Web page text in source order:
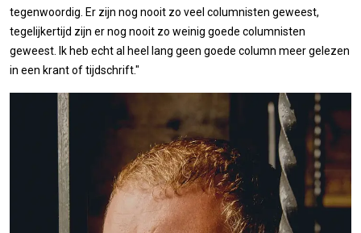
tegenwoordig. Er zijn nog nooit zo veel columnisten geweest,
tegelijkertijd zijn er nog nooit zo weinig goede columnisten
geweest. Ik heb echt al heel lang geen goede column meer gelezen
in een krant of tijdschrift."